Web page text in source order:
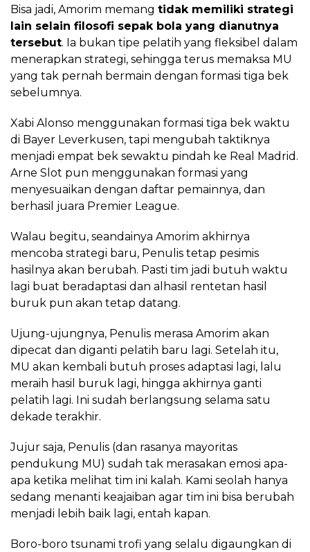
Bisa jadi, Amorim memang tidak memiliki strategi
lain selain filosofi sepak bola yang dianutnya
tersebut. Ia bukan tipe pelatih yang fleksibel dalam
menerapkan strategi, sehingga terus memaksa MU
yang tak pernah bermain dengan formasi tiga bek
sebelumnya.
Xabi Alonso menggunakan formasi tiga bek waktu
di Bayer Leverkusen, tapi mengubah taktiknya
menjadi empat bek sewaktu pindah ke Real Madrid.
Arne Slot pun menggunakan formasi yang
menyesuaikan dengan daftar pemainnya, dan
berhasil juara Premier League.
Walau begitu, seandainya Amorim akhirnya
mencoba strategi baru, Penulis tetap pesimis
hasilnya akan berubah. Pasti tim jadi butuh waktu
lagi buat beradaptasi dan alhasil rentetan hasil
buruk pun akan tetap datang.
Ujung-ujungnya, Penulis merasa Amorim akan
dipecat dan diganti pelatih baru lagi. Setelah itu,
MU akan kembali butuh proses adaptasi lagi, lalu
meraih hasil buruk lagi, hingga akhirnya ganti
pelatih lagi. Ini sudah berlangsung selama satu
dekade terakhir.
Jujur saja, Penulis (dan rasanya mayoritas
pendukung MU) sudah tak merasakan emosi apa-
apa ketika melihat tim ini kalah. Kami seolah hanya
sedang menanti keajaiban agar tim ini bisa berubah
menjadi lebih baik lagi, entah kapan.
Boro-boro tsunami trofi yang selalu digaungkan di